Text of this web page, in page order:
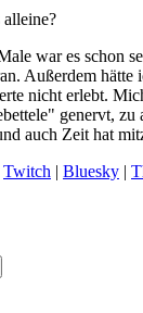
alleine?
war es schon
Außerdem hätte
nicht erlebt.
genervt, zu
auch Zeit hat
Twitch | Bluesky |